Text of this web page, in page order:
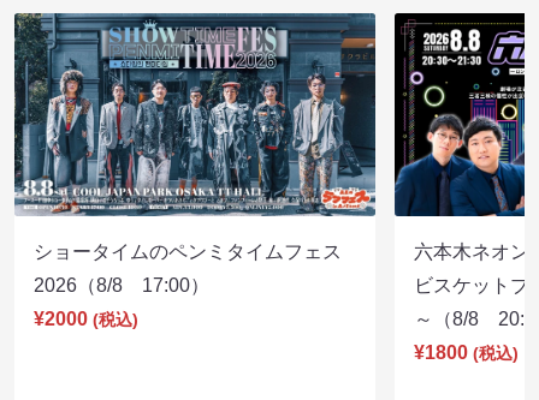
ショータイムのペンミタイムフェス
2026（8/8 17:00）
¥2000 (税込)
六本木ネオン
ビスケットブ
～（8/8
¥1800 (税込)